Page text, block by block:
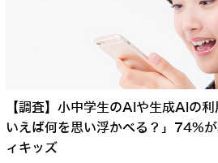
【調査】小中学生のAIや生成AIの
いえば何を思い浮かべる？」74%
ィキッズ